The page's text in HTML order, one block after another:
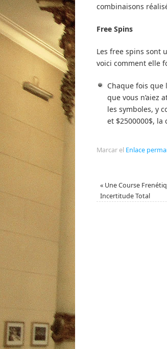
combinaisons
Free Spins
Les free spins sont
voici comment elle
Chaque fois que
que vous n’aiez
les symboles, y
et $2500000$, la
Marcar el Enlace
« Une Course
Incertitude Total